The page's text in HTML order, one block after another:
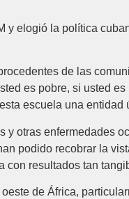
y elogió la política
de las
es pobre, si usted es
escuela una entidad
y otras enfermedades
podido recobrar la
con resultados tan
de África,